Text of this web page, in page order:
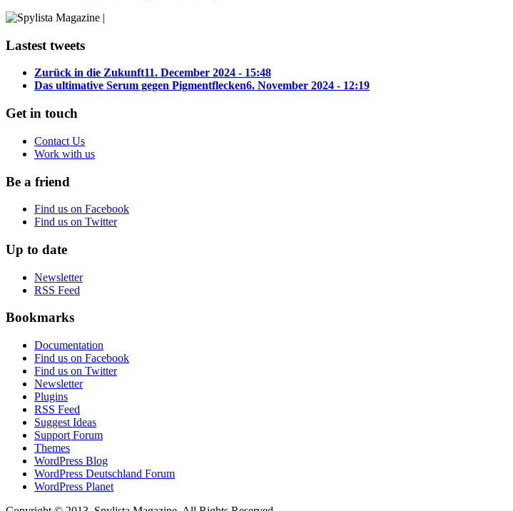
Lastest tweets
Zurück in die Zukunft11. December 2024 - 15:48
Das ultimative Serum gegen Pigmentflecken6. November 2024 - 12:19
Get in touch
Contact Us
Work with us
Be a friend
Find us on Facebook
Find us on Twitter
Up to date
Newsletter
RSS Feed
Bookmarks
Documentation
Find us on Facebook
Find us on Twitter
Newsletter
Plugins
RSS Feed
Suggest Ideas
Support Forum
Themes
WordPress Blog
WordPress Deutschland Forum
WordPress Planet